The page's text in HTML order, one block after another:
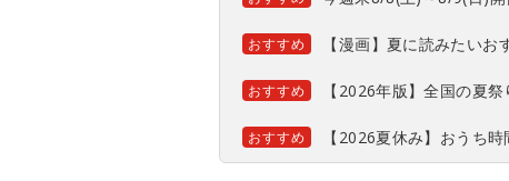
おすすめ 【漫画】夏に読みたい
おすすめ 【2026年版】全国の夏
おすすめ 【2026夏休み】おうち